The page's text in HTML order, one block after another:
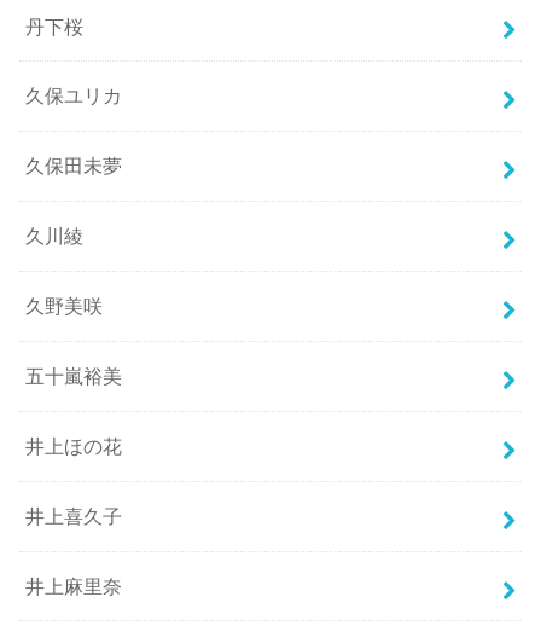
丹下桜
久保ユリカ
久保田未夢
久川綾
久野美咲
五十嵐裕美
井上ほの花
井上喜久子
井上麻里奈